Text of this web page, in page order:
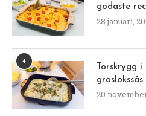
godaste
28 januari,
4
Torskrygg
gräslökssås
20